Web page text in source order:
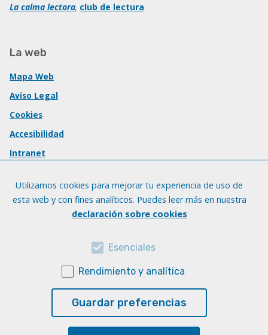
La calma lectora, club de lectura
La web
Mapa Web
Aviso Legal
Cookies
Accesibilidad
Intranet
Utilizamos cookies para mejorar tu experiencia de uso de
esta web y con fines analíticos. Puedes leer más en nuestra
declaración sobre cookies
Esenciales
Rendimiento y analítica
Guardar preferencias